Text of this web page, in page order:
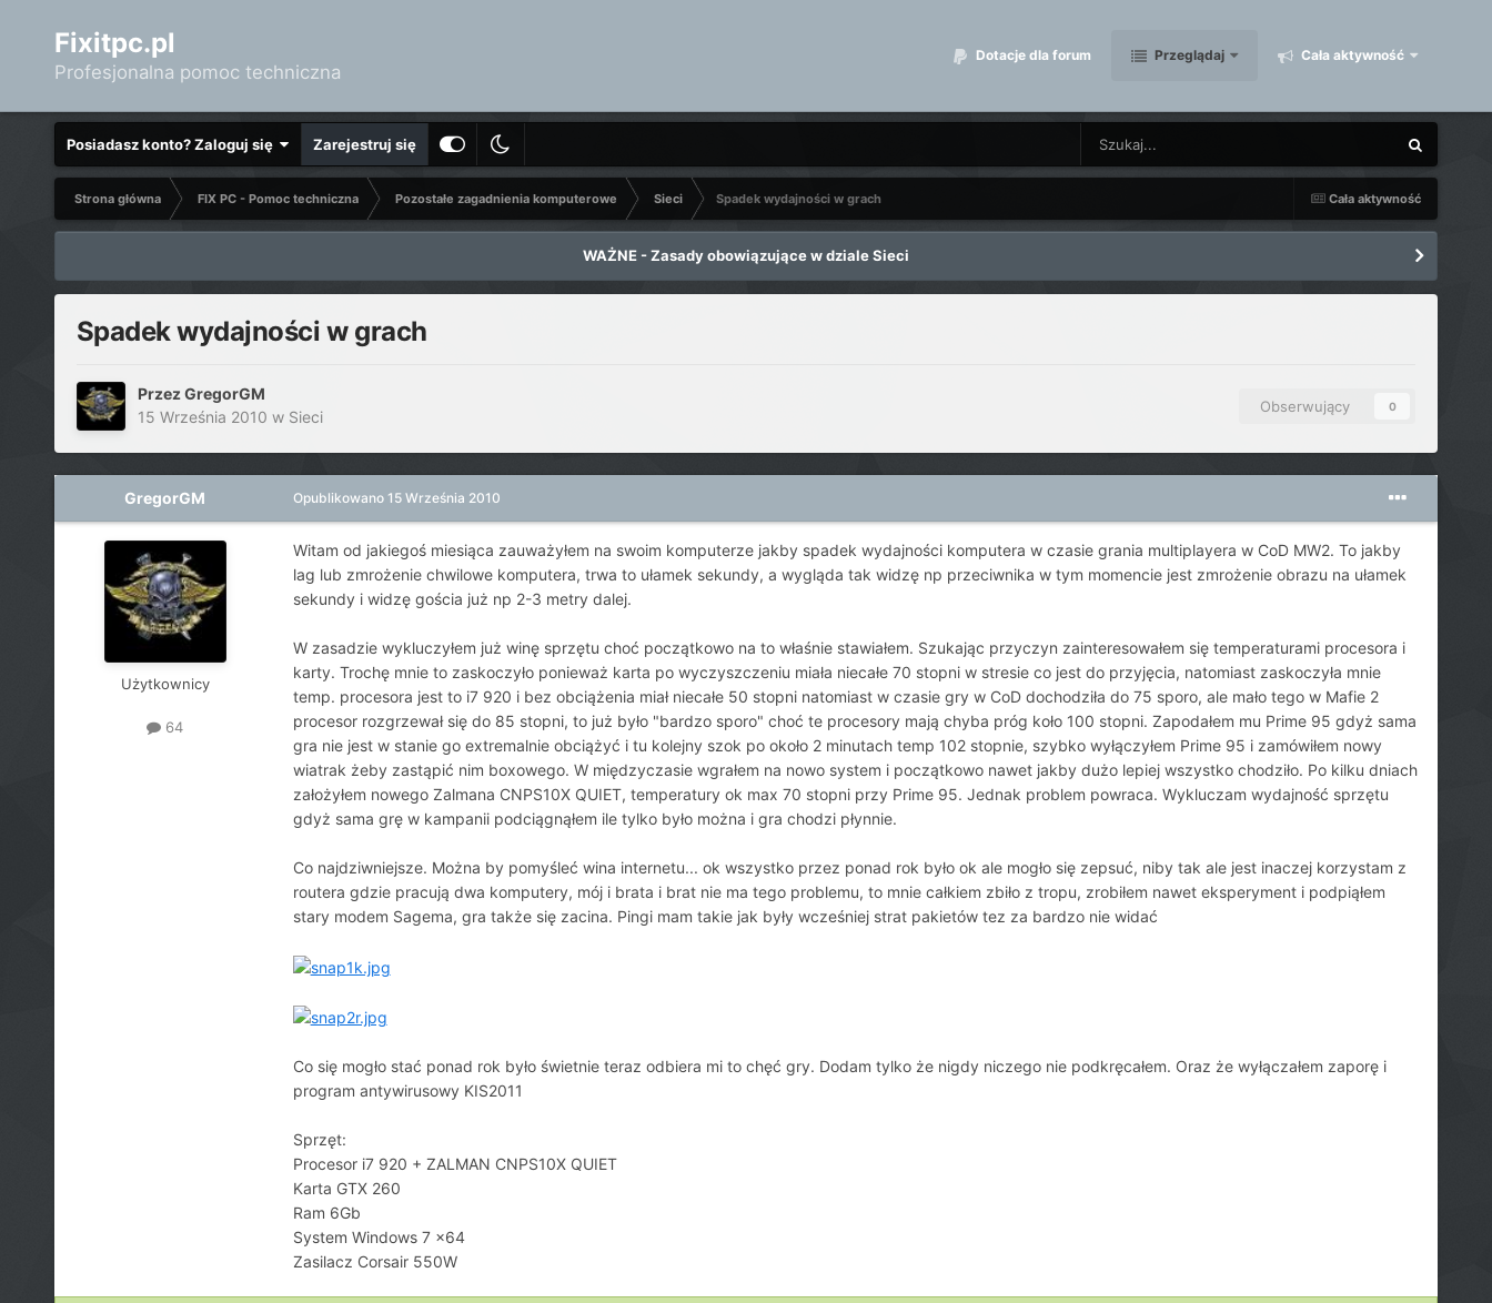
Fixitpc.pl
Profesjonalna pomoc techniczna
Dotacje dla forum Przeglądaj Cała aktywność
Posiadasz konto? Zaloguj się Zarejestruj się
Cała aktywność
Strona główna FIX PC - Pomoc techniczna Pozostałe zagadnienia komputerowe Sieci Spadek wydajności w grach
WAŻNE - Zasady obowiązujące w dziale Sieci
Spadek wydajności w grach
PrzezGregorGM
15 Września 2010 w Sieci
Obserwujący 0
GregorGM
Użytkownicy
64
Opublikowano 15 Września 2010
Witam od jakiegoś miesiąca zauważyłem na swoim komputerze jakby spadek wydajności komputera w czasie grania multiplayera w CoD MW2. To jakby
lag lub zmrożenie chwilowe komputera, trwa to ułamek sekundy, a wygląda tak widzę np przeciwnika w tym momencie jest zmrożenie obrazu na ułamek
sekundy i widzę gościa już np 2-3 metry dalej.
W zasadzie wykluczyłem już winę sprzętu choć początkowo na to właśnie stawiałem. Szukając przyczyn zainteresowałem się temperaturami procesora i
karty. Trochę mnie to zaskoczyło ponieważ karta po wyczyszczeniu miała niecałe 70 stopni w stresie co jest do przyjęcia, natomiast zaskoczyła mnie
temp. procesora jest to i7 920 i bez obciążenia miał niecałe 50 stopni natomiast w czasie gry w CoD dochodziła do 75 sporo, ale mało tego w Mafie 2
procesor rozgrzewał się do 85 stopni, to już było "bardzo sporo" choć te procesory mają chyba próg koło 100 stopni. Zapodałem mu Prime 95 gdyż sama
gra nie jest w stanie go extremalnie obciążyć i tu kolejny szok po około 2 minutach temp 102 stopnie, szybko wyłączyłem Prime 95 i zamówiłem nowy
wiatrak żeby zastąpić nim boxowego. W międzyczasie wgrałem na nowo system i początkowo nawet jakby dużo lepiej wszystko chodziło. Po kilku dniach
założyłem nowego Zalmana CNPS10X QUIET, temperatury ok max 70 stopni przy Prime 95. Jednak problem powraca. Wykluczam wydajność sprzętu
gdyż sama grę w kampanii podciągnąłem ile tylko było można i gra chodzi płynnie.
Co najdziwniejsze. Można by pomyśleć wina internetu... ok wszystko przez ponad rok było ok ale mogło się zepsuć, niby tak ale jest inaczej korzystam z
routera gdzie pracują dwa komputery, mój i brata i brat nie ma tego problemu, to mnie całkiem zbiło z tropu, zrobiłem nawet eksperyment i podpiąłem
stary modem Sagema, gra także się zacina. Pingi mam takie jak były wcześniej strat pakietów tez za bardzo nie widać
Co się mogło stać ponad rok było świetnie teraz odbiera mi to chęć gry. Dodam tylko że nigdy niczego nie podkręcałem. Oraz że wyłączałem zaporę i
program antywirusowy KIS2011
Sprzęt:
Procesor i7 920 + ZALMAN CNPS10X QUIET
Karta GTX 260
Ram 6Gb
System Windows 7 x64
Zasilacz Corsair 550W